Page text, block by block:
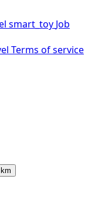
smart_toy Job
Terms of service